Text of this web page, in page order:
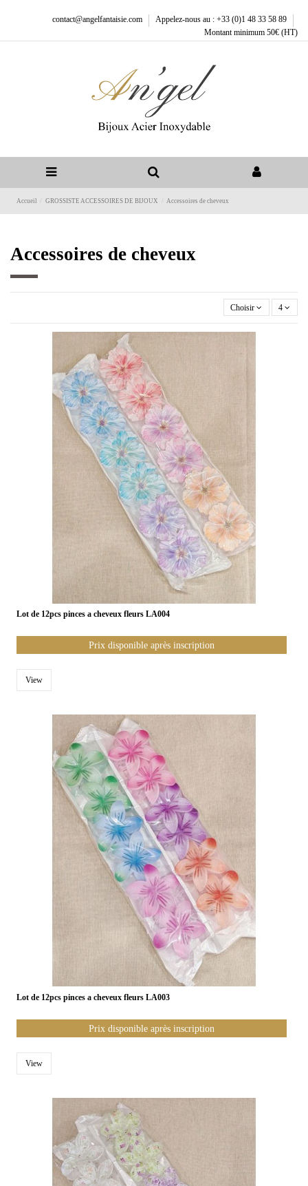
contact@angelfantaisie.com
Appelez-nous au : +33 (0)1 48 33 58 89
Montant minimum 50€ (HT)
Accueil GROSSISTE ACCESSOIRES DE BIJOUX Accessoires de cheveux
Accessoires de cheveux
Choisir 4
Lot de 12pcs pinces a cheveux fleurs LA004
Prix disponible après inscription
View
Lot de 12pcs pinces a cheveux fleurs LA003
Prix disponible après inscription
View